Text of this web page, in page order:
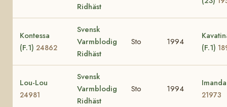
Ridhäst
Kontessa
(F.1) 24862
Svensk
Varmblodig
Ridhäst
Sto 1994
(F.1)
Lou-Lou
24981
Svensk
Varmblodig
Ridhäst
Sto 1994
Imanda
21973